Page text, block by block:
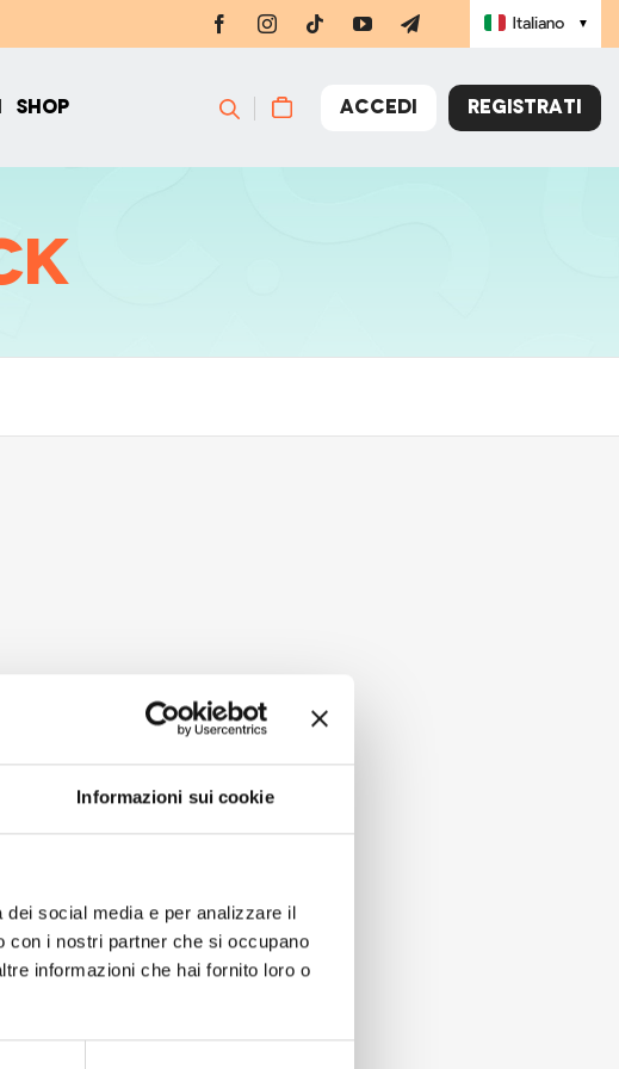
Informazioni sui cookie
social media e per analizzare il
con i nostri partner che si occupano
informazioni che hai fornito loro o
Italiano ▼
SHOP REGISTRATI
ACCEDI